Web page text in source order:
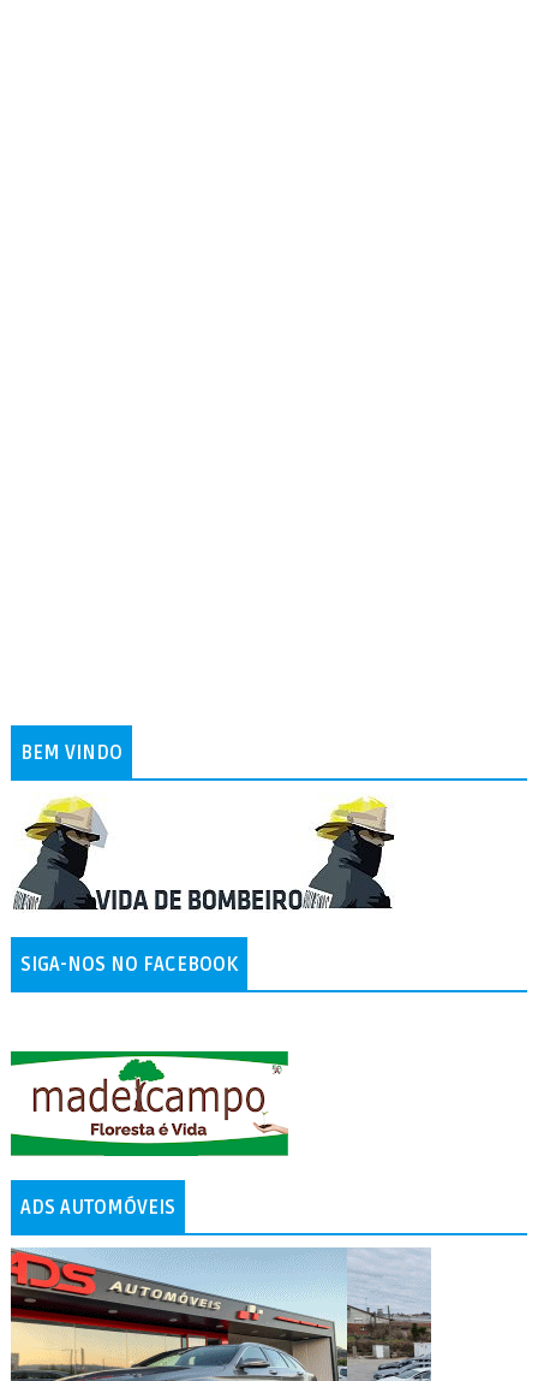
BEM VINDO
SIGA-NOS NO FACEBOOK
ADS AUTOMÓVEIS